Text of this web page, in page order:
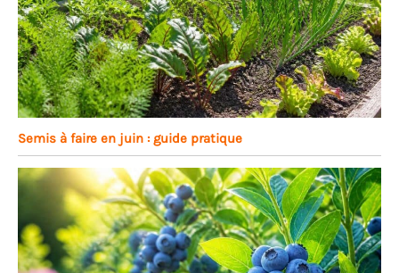
Semis à faire en juin : guide pratique